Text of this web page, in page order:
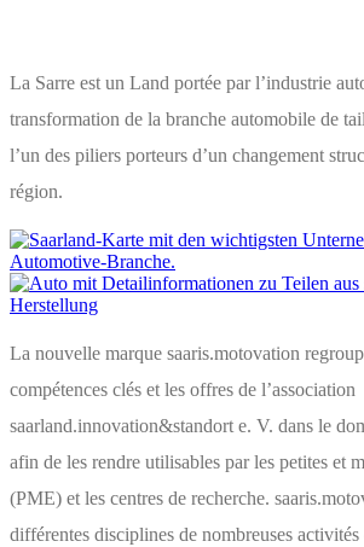
La Sarre est un Land portée par l’industrie
transformation de la branche automobile de
l’un des piliers porteurs d’un changement
région.
La nouvelle marque saaris.motovation
compétences clés et les offres de l’association
saarland.innovation&standort e. V. dans le
afin de les rendre utilisables par les petites et
(PME) et les centres de recherche.
différentes disciplines de nombreuses activités